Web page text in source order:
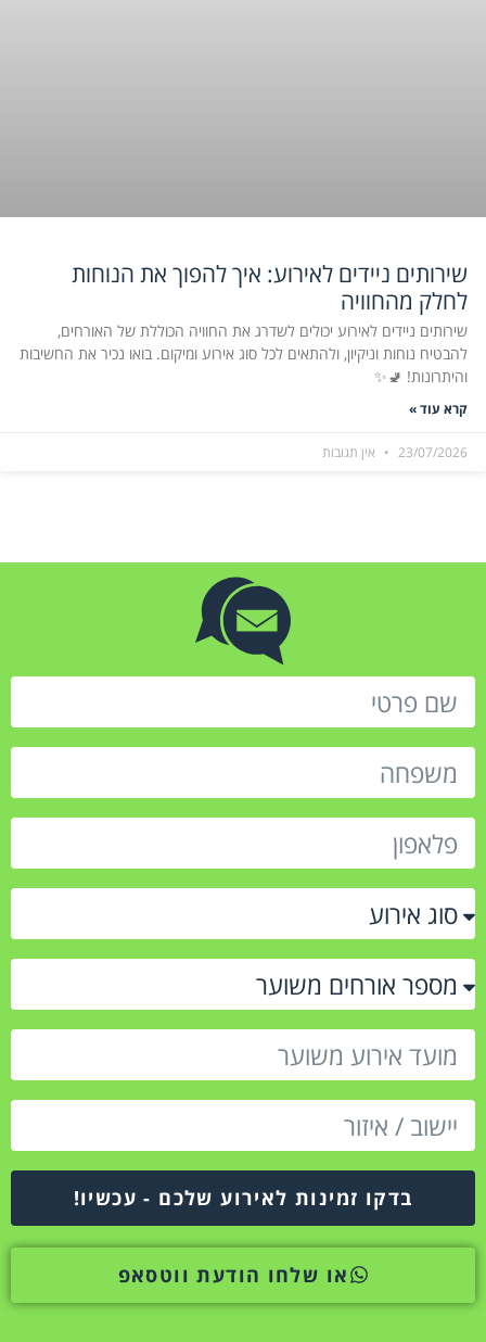
שירותים ניידים לאירוע: איך להפוך את הנוחות
לחלק מהחוויה
שירותים ניידים לאירוע יכולים לשדרג את החוויה הכוללת של האורחים,
להבטיח נוחות וניקיון, ולהתאים לכל סוג אירוע ומיקום. בואו נכיר את החשיבות
והיתרונות! 🚽✨
קרא עוד »
23/07/2026 אין תגובות
בדקו זמינות לאירוע שלכם - עכשיו!
או שלחו הודעת ווטסאפ